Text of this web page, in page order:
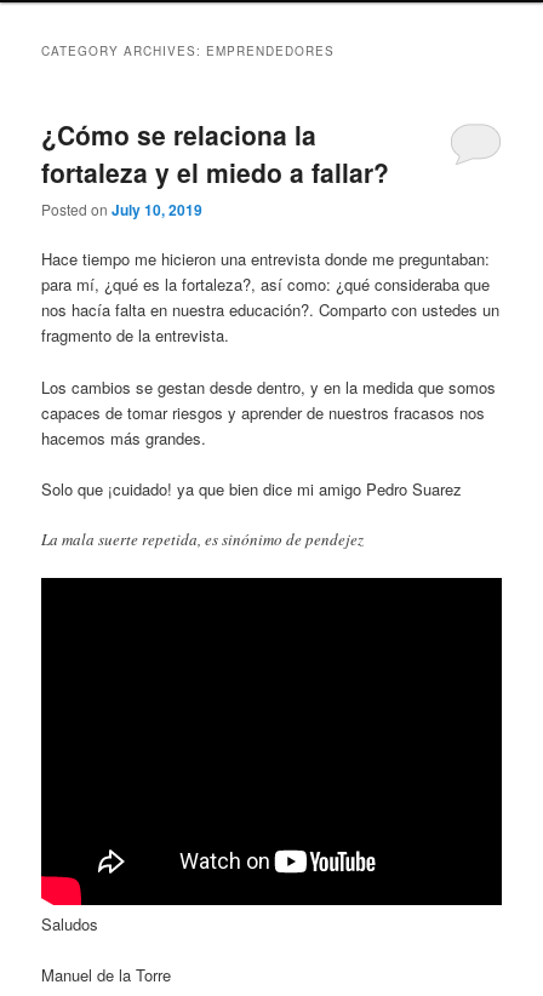
CATEGORY ARCHIVES: EMPRENDEDORES
¿Cómo se relaciona la
fortaleza y el miedo a fallar?
Posted onJuly 10, 2019
Hace tiempo me hicieron una entrevista donde me preguntaban:
para mí, ¿qué es la fortaleza?, así como: ¿qué consideraba que
nos hacía falta en nuestra educación?. Comparto con ustedes un
fragmento de la entrevista.
Los cambios se gestan desde dentro, y en la medida que somos
capaces de tomar riesgos y aprender de nuestros fracasos nos
hacemos más grandes.
Solo que ¡cuidado! ya que bien dice mi amigo Pedro Suarez
La mala suerte repetida, es sinónimo de pendejez
Saludos
Manuel de la Torre